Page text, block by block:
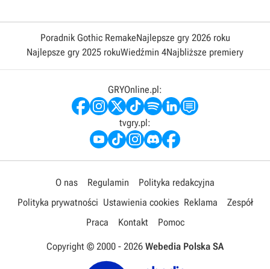
Poradnik Gothic RemakeNajlepsze gry 2026 roku
Najlepsze gry 2025 rokuWiedźmin 4Najbliższe premiery
GRYOnline.pl:
tvgry.pl:
O nas Regulamin
Polityka redakcyjna
Polityka prywatności Ustawienia cookies Reklama
Zespół
Praca
Kontakt Pomoc
Copyright © 2000 - 2026 Webedia Polska SA